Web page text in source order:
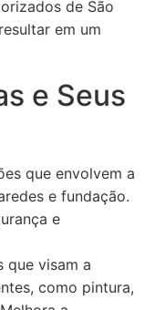
de São
em um
e Seus
que envolvem a
e fundação.
e
que visam a
como pintura,